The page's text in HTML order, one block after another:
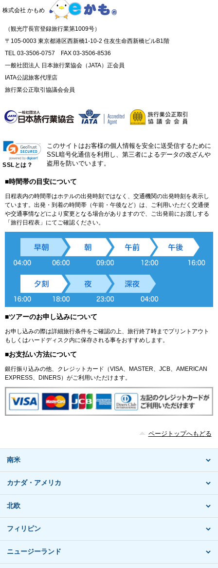
株式会社 かもめ
（観光庁長官登録旅行業第1009号）
〒105-0003 東京都港区西新橋1-10-2 住友生命西新橋ビルB1階
TEL 03-3506-0757 FAX 03-3506-8536
一般社団法人 日本旅行業協会（JATA）正会員
IATA公認旅客代理店
旅行業公正取引協議会会員
SSLとは？
このサイトはお客様の個人情報を安全に送受信するために
SSL暗号化通信を利用し、第三者によるデータの改ざんや
盗用を防いでいます。
■時間帯の目安について
日程表内の時間帯はホテルの出発時刻ではなく、交通機関の出発時刻を表示し
ています。出発・到着の時間帯（午前・午後など）は、ご利用いただく交通便
や交通事情などにより変更となる場合がありますので、ご出発前にお渡しする
「旅行日程表」にてご確認ください。
■ツアーのお申し込みについて
お申し込みの際は詳細旅行条件をご確認の上、旅行終了時までプリントアウト
もしくはハードディスク内に保存される事をおすすめします。
■お支払い方法について
銀行振り込みの他、クレジットカード（VISA、MASTER、JCB、AMERICAN
EXPRESS、DINERS）がご利用いただけます。
ページトップへもどる
南米
カナダ・アメリカ
北欧
フィリピン
ニュージーランド